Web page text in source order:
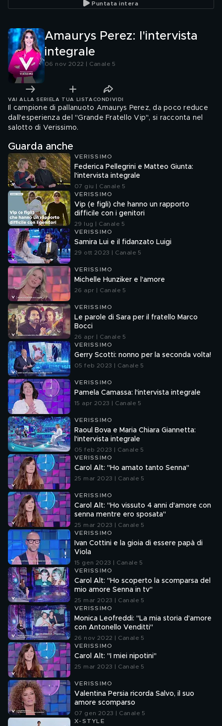
Puntata intera
Amaurys Perez: l'intervista
integrale
06 nov 2022 | Canale 5
VAI ALLA SERIE LA TUA LISTA CONDIVIDI
Il campione di pallanuoto Amaurys Perez, da poco reduce
dall'esperienza del "Grande Fratello Vip", si racconta nel
salotto di Verissimo.
Guarda anche
VERISSIMO
Federica Pellegrini e Matteo Giunta:
l'intervista integrale
07 giu | Canale 5
VERISSIMO
Vip (e figli) che hanno un rapporto
difficile con i genitori
29 lug | Canale 5
VERISSIMO
Samira Lui e il fidanzato Luigi
29 ott 2023 | Canale 5
VERISSIMO
Michelle Hunziker e l'amore
26 apr | Canale 5
VERISSIMO
Le parole di Sara per il fratello Marco
Bocci
26 apr | Canale 5
VERISSIMO
Gerry Scotti: nonno per la seconda volta!
05 feb 2023 | Canale 5
VERISSIMO
Pamela Camassa: l'intervista integrale
15 apr 2023 | Canale 5
VERISSIMO
Raoul Bova e Maria Chiara Giannetta:
l'intervista integrale
05 feb 2023 | Canale 5
VERISSIMO
Carol Alt: "Ho amato tanto Senna"
25 mar 2023 | Canale 5
VERISSIMO
Carol Alt: "Ho vissuto 4 anni d'amore con
senna mentre ero sposata"
25 mar 2023 | Canale 5
VERISSIMO
Ivan Cottini e la gioia di essere papà di
Viola
15 gen 2023 | Canale 5
VERISSIMO
Carol Alt: "Ho scoperto la scomparsa del
mio amore Senna in tv"
25 mar 2023 | Canale 5
VERISSIMO
Monica Leofreddi: "La mia storia d'amore
con Antonello Venditti"
26 nov 2022 | Canale 5
VERISSIMO
Carol Alt: "I miei nipotini"
25 mar 2023 | Canale 5
VERISSIMO
Valentina Persia ricorda Salvo, il suo
amore scomparso
07 gen 2023 | Canale 5
X-STYLE